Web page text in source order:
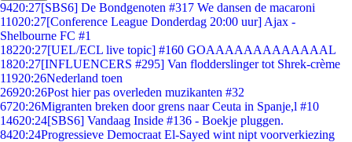
9420:27[SBS6] De Bondgenoten #317 We dansen de macaroni
11020:27[Conference League Donderdag 20:00 uur] Ajax -
Shelbourne FC #1
18220:27[UEL/ECL live topic] #160 GOAAAAAAAAAAAAAL
1820:27[INFLUENCERS #295] Van flodderslinger tot Shrek-crème
11920:26Nederland toen
26920:26Post hier pas overleden muzikanten #32
6720:26Migranten breken door grens naar Ceuta in Spanje,l #10
14620:24[SBS6] Vandaag Inside #136 - Boekje pluggen.
8420:24Progressieve Democraat El-Sayed wint nipt voorverkiezing